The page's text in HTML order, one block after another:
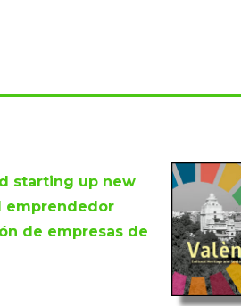
starting up new
emprendedor
de empresas de